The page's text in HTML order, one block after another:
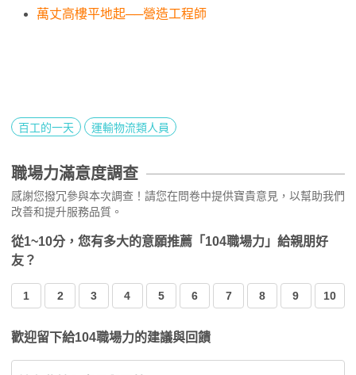
萬丈高樓平地起──營造工程師
百工的一天 運輸物流類人員
職場力滿意度調查
感謝您撥冗參與本次調查！請您在問卷中提供寶貴意見，以幫助我們
改善和提升服務品質。
從1~10分，您有多大的意願推薦「104職場力」給親朋好
友？
1 2 3 4 5 6 7 8 9 10
歡迎留下給104職場力的建議與回饋